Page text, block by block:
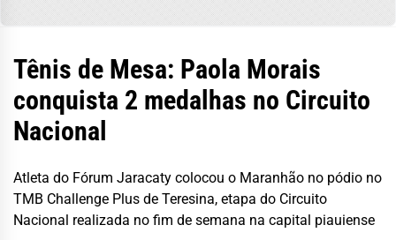
Tênis de Mesa: Paola Morais
conquista 2 medalhas no Circuito
Nacional
Atleta do Fórum Jaracaty colocou o Maranhão no pódio no
TMB Challenge Plus de Teresina, etapa do Circuito
Nacional realizada no fim de semana na capital piauiense